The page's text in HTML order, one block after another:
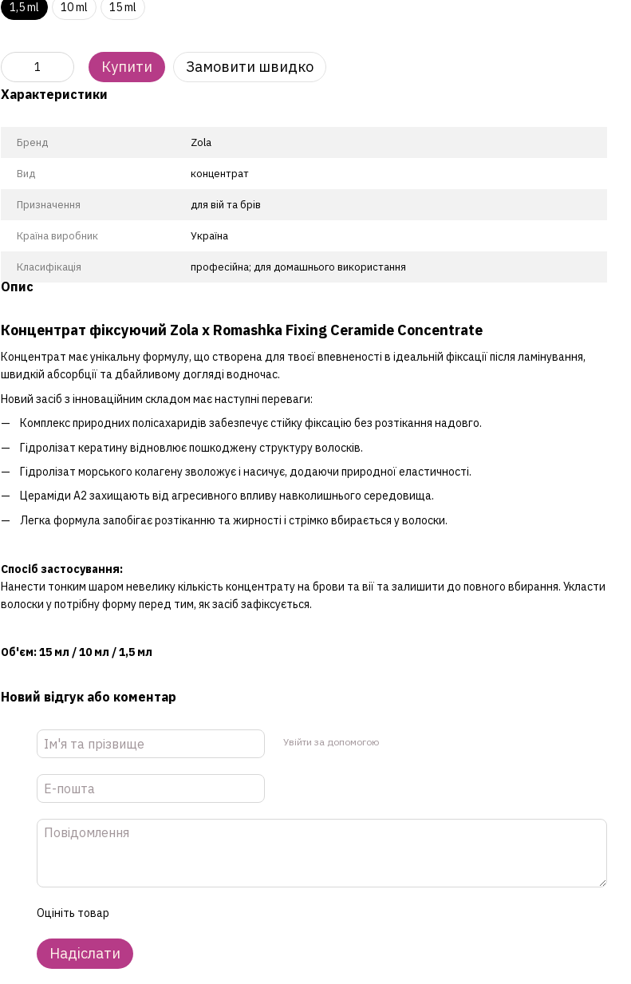
1,5 ml 10 ml 15 ml
Купити Замовити швидко
Характеристики
Бренд Zola
Вид концентрат
Призначення для вій та брів
Країна виробник Україна
Класифікація професійна; для домашнього використання
Опис
Концентрат фіксуючий Zola x Romashka Fixing Ceramide Concentrate
Концентрат має унікальну формулу, що створена для твоєї впевненості в ідеальній фіксації після ламінування,
швидкій абсорбції та дбайливому догляді водночас.
Новий засіб з інноваційним складом має наступні переваги:
Комплекс природних полісахаридів забезпечує стійку фіксацію без розтікання надовго.
Гідролізат кератину відновлює пошкоджену структуру волосків.
Гідролізат морського колагену зволожує і насичує, додаючи природної еластичності.
Цераміди А2 захищають від агресивного впливу навколишнього середовища.
Легка формула запобігає розтіканню та жирності і стрімко вбирається у волоски.
Спосіб застосування:
Нанести тонким шаром невелику кількість концентрату на брови та вії та залишити до повного вбирання. Укласти
волоски у потрібну форму перед тим, як засіб зафіксується.
Об'єм: 15 мл / 10 мл / 1,5 мл
Новий відгук або коментар
Увійти за допомогою
Оцініть товар
Надіслати